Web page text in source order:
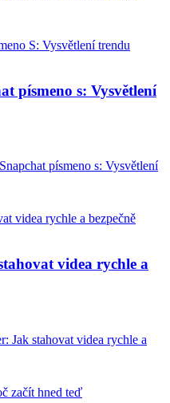
písmeno s: Vysvětlení
písmeno s: Vysvětlení
videa rychle a
Jak stahovat videa rychle a